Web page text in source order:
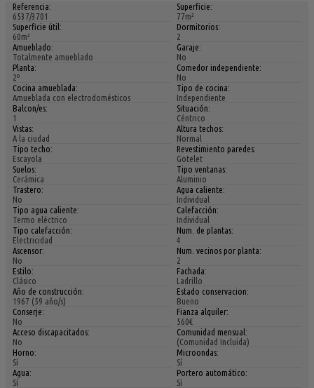
Referencia:
6537/3701
Superficie:
77m²
Superficie útil:
60m²
Dormitorios:
2
Amueblado:
Totalmente amueblado
Garaje:
No
Planta:
2º
Comedor independiente:
No
Cocina amueblada:
Amueblada con electrodomésticos
Tipo de cocina:
Independiente
Balcon/es:
1
Situación:
Céntrico
Vistas:
A la ciudad
Altura techos:
Normal
Tipo techo:
Escayola
Revestimiento paredes:
Gotelet
Suelos:
Cerámica
Tipo ventanas:
Aluminio
Trastero:
No
Agua caliente:
Individual
Tipo agua caliente:
Termo eléctrico
Calefacción:
Individual
Tipo calefacción:
Electricidad
Num. de plantas:
4
Ascensor:
No
Num. vecinos por planta:
2
Estilo:
Clásico
Fachada:
Ladrillo
Año de construcción:
1967 (59 año/s)
Estado conservacion:
Bueno
Conserje:
No
Fianza alquiler:
560€
Acceso discapacitados:
No
Comunidad mensual:
(Comunidad Incluida)
Horno:
Sí
Microondas:
Sí
Agua:
Sí
Portero automático:
Sí